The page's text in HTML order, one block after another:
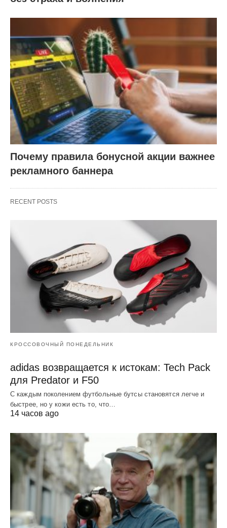
Почему правила бонусной акции важнее
рекламного баннера
RECENT POSTS
КРОССОВОЧНЫЙ ПОНЕДЕЛЬНИК
adidas возвращается к истокам: Tech Pack
для Predator и F50
С каждым поколением футбольные бутсы становятся легче и
быстрее, но у кожи есть то, что…
14 часов ago